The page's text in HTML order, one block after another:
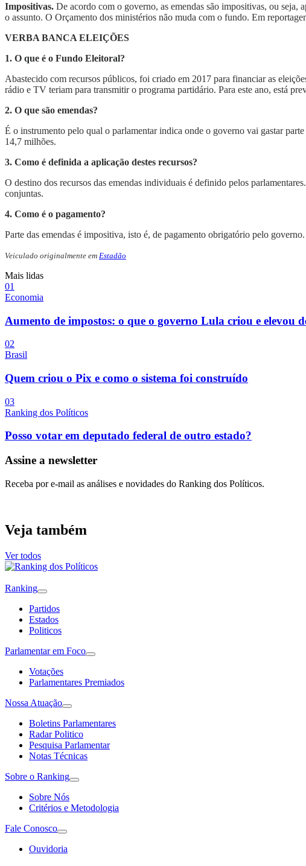
Impositivas. De acordo com o governo, as emendas são impositivas, ou seja,
o assunto. O Orçamento dos ministérios não muda com o fundo. Em
VERBA BANCA ELEIÇÕES
1. O que é o Fundo Eleitoral?
Abastecido com recursos públicos, foi criado em 2017 para financiar as
rádio e TV teriam para transmitir o programa partidário. Para este ano, está
2. O que são emendas?
É o instrumento pelo qual o parlamentar indica onde o governo vai gastar
14,7 milhões.
3. Como é definida a aplicação destes recursos?
O destino dos recursos das emendas individuais é definido pelos
conjuntas.
4. Como é o pagamento?
Parte das emendas é impositiva, isto é, de pagamento obrigatório pelo
Veiculado originalmente em Estadão
Mais lidas
01
Economia
Aumento de impostos: o que o governo Lula criou e elevou
02
Brasil
Quem criou o Pix e como o sistema foi construído
03
Ranking dos Políticos
Posso votar em deputado federal de outro estado?
Assine a newsletter
Receba por e-mail as análises e novidades do Ranking dos Políticos.
Veja também
Ver todos
Ranking
Partidos
Estados
Politicos
Parlamentar em Foco
Votações
Parlamentares Premiados
Nossa Atuação
Boletins Parlamentares
Radar Politico
Pesquisa Parlamentar
Notas Técnicas
Sobre o Ranking
Sobre Nós
Critérios e Metodologia
Fale Conosco
Ouvidoria